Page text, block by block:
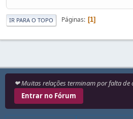
IR PARA O TOPO Páginas 1
❤ Muitas relações terminam por falta de
Entrar no Fórum